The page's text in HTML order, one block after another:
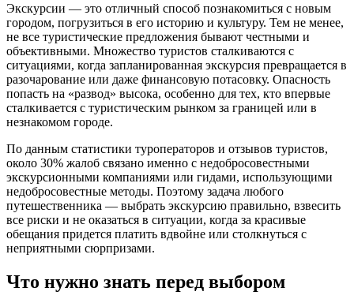
Экскурсии — это отличный способ познакомиться с новым
городом, погрузиться в его историю и культуру. Тем не менее,
не все туристические предложения бывают честными и
объективными. Множество туристов сталкиваются с
ситуациями, когда запланированная экскурсия превращается в
разочарование или даже финансовую потасовку. Опасность
попасть на «развод» высока, особенно для тех, кто впервые
сталкивается с туристическим рынком за границей или в
незнакомом городе.
По данным статистики туроператоров и отзывов туристов,
около 30% жалоб связано именно с недобросовестными
экскурсионными компаниями или гидами, использующими
недобросовестные методы. Поэтому задача любого
путешественника — выбрать экскурсию правильно, взвесить
все риски и не оказаться в ситуации, когда за красивые
обещания придется платить вдвойне или столкнуться с
неприятными сюрпризами.
Что нужно знать перед выбором